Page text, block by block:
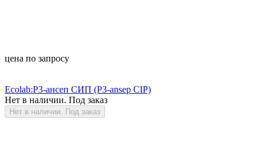
цена по запросу
Ecolab:Р3-ансеп СИП (P3-ansep CIP)
Нет в наличии. Под заказ
Нет в наличии. Под заказ